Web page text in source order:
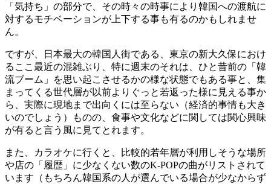
「気持ち」の部分で、その時々の時事により韓国への渡航に
対するモチベーションが上下する事も有るのかもしれませ
ん。
ですが、日本最大の韓国人街である、東京の新大久保におけ
るここ最近の混雑ぶり、特に週末のそれは、ひと昔前の「韓
流ブーム」を思い起こさせるかの様な状態でもある事と、集
まってくる世代層が以前よりぐっと若返った様に見える事か
ら、実際に現地まで出向くには至らない（経済的事情も大き
いのでしょう）ものの、食事や文化などに関しては関心興味
が有ると言う風に見てとれます。
また、カラオケに行くと、比較的若年層が利用しそうな場所
や店の「履歴」に少なくない数のK-POPの曲がリストされて
います（もちろん韓国系の人が選んでいる場合が少なからず